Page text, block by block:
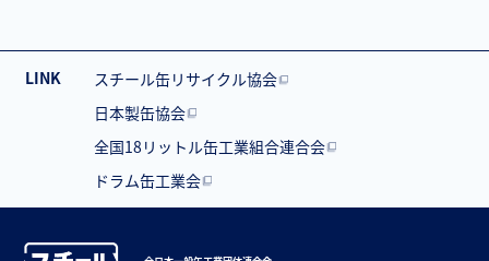
LINK
スチール缶リサイクル協会
日本製缶協会
全国18リットル缶工業組合連合会
ドラム缶工業会